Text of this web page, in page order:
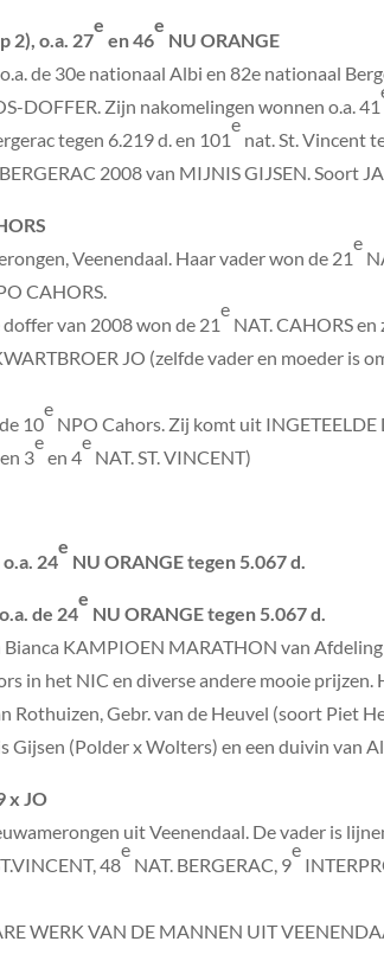
2), o.a. 27
e
en 46
e
NU ORANGE
de 30e nationaal Albi en 82e nationaal
DOFFER. Zijn nakomelingen wonnen o.a. 41
tegen 6.219 d. en 101
e
nat. St. Vincent
2008 van MIJNIS GIJSEN. Soort
Veenendaal. Haar vader won de 21
e
CAHORS.
van 2008 won de 21
e
NAT. CAHORS
JO (zelfde vader en moeder is
10
e
NPO Cahors. Zij komt uit
3
e
en 4
e
NAT. ST. VINCENT)
24
e
NU ORANGE tegen 5.067 d.
de 24
e
NU ORANGE tegen 5.067 d.
KAMPIOEN MARATHON van
in het NIC en diverse andere mooie
Rothuizen, Gebr. van de Heuvel (soort Piet
(Polder x Wolters) en een duivin van
x JO
uit Veenendaal. De vader is
48
e
NAT. BERGERAC, 9
e
WERK VAN DE MANNEN UIT